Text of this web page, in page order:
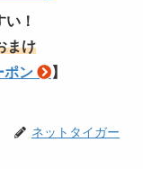
！
まけ
ポン 】
ネットタイガー